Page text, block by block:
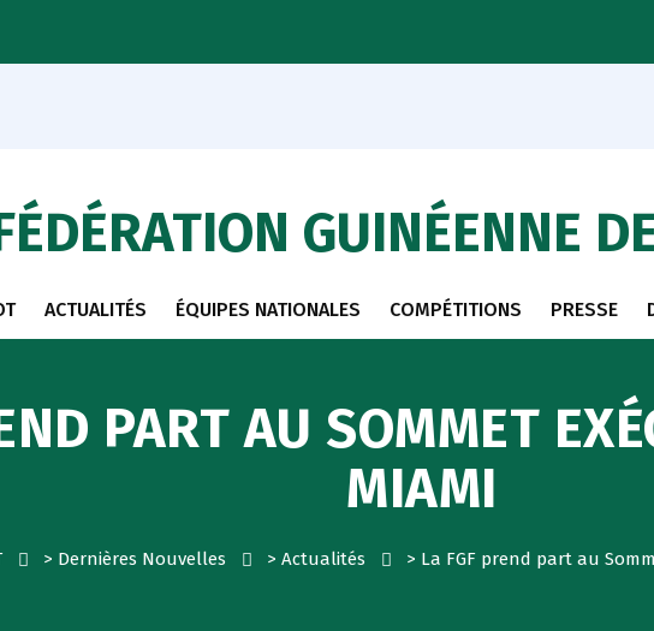
GUINÉENNE
ACTUALITÉS ÉQUIPES NATIONALES COMPÉTITIONS PRESSE
PART AU SOMMET
MIAMI
> Dernières Nouvelles > Actualités > La FGF prend part au